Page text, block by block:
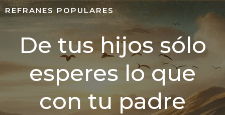
REFRANES POPULARES
De tus hijos sólo
esperes lo que
con tu padre